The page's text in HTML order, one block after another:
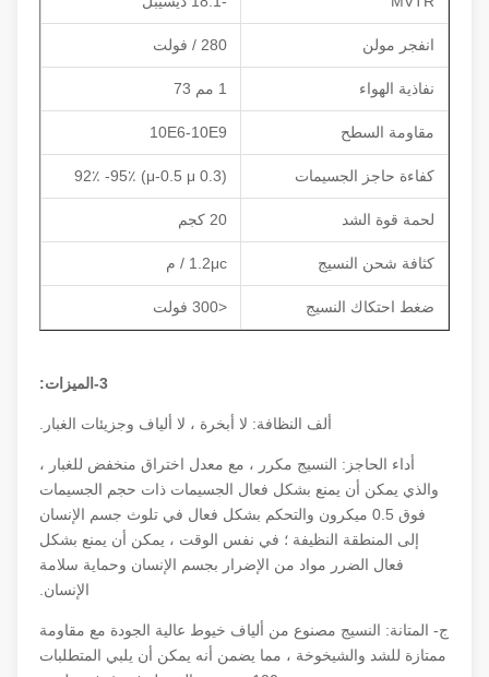
انفجر مولن
نفاذية الهواء
مقاومة السطح 10E6-10E9
كفاءة حاجز الجسيمات
لحمة قوة الشد
كثافة شحن النسيج 1.2μc / م
ضغط احتكاك النسيج
ألف النظافة: لا أبخرة ، لا ألياف وجزيئات الغبار.
أداء الحاجز: النسيج مكرر ، مع معدل اختراق منخفض للغبار ،
والذي يمكن أن يمنع بشكل فعال الجسيمات ذات حجم الجسيمات
فوق 0.5 ميكرون والتحكم بشكل فعال في تلوث جسم الإنسان
إلى المنطقة النظيفة ؛ في نفس الوقت ، يمكن أن يمنع بشكل
فعال الضرر مواد من الإضرار بجسم الإنسان وحماية سلامة
الإنسان.
ج- المتانة: النسيج مصنوع من ألياف خيوط عالية الجودة مع مقاومة
ممتازة للشد والشيخوخة ، مما يضمن أنه يمكن أن يلبي المتطلبات